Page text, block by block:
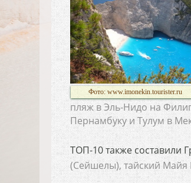
Фото: www.imonekin.tourister.ru
пляж в Эль-Нидо на
Пернамбуку и Тулум в
ТОП-10 также составили
(Сейшелы), тайский Майя